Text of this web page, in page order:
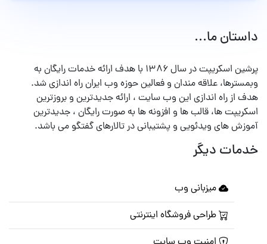
داستان ما...
پرشین اسکریپت در سال ۱۳۸۶ با هدف ارائه خدمات رایگان به
وبمسترها، علاقه مندان و فعالین حوزه وب ایران راه اندازی شد.
هدف از راه اندازی این وب سایت ، ارائه جدیدترین و بروزترین
اسکریپت ها، قالب ها و افزونه ها به صورت رایگان ، جدیدترین
آموزش های ویدئویی و پشتیبانی در تالارهای گفتگو می باشد.
خدمات دیگر
میزبانی وب
طراحی فروشگاه اینترنتی